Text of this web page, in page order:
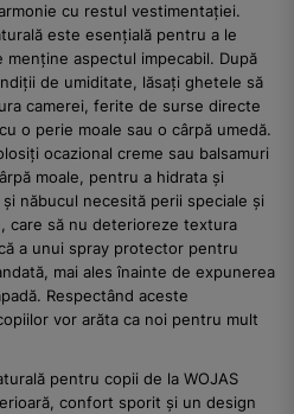
cu restul vestimentației.
este esențială pentru a le
aspectul impecabil. După
de umiditate, lăsați ghetele să
camerei, ferite de surse directe
o perie moale sau o cârpă umedă.
ocazional creme sau balsamuri
moale, pentru a hidrata și
năbucul necesită perii speciale și
care să nu deterioreze textura
a unui spray protector pentru
mai ales înainte de expunerea
Respectând aceste
vor arăta ca noi pentru mult
pentru copii de la WOJAS
confort sporit și un design